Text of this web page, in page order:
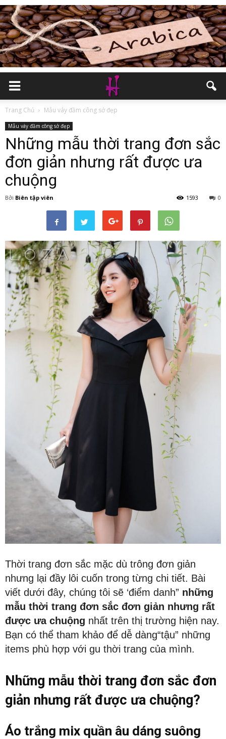
Trang Chủ Mẫu váy đầm công sở đẹp
Mẫu váy đầm công sở đẹp
Những mẫu thời trang đơn sắc
đơn giản nhưng rất được ưa
chuộng
Bởi Biên tập viên 0
1593
Thời trang đơn sắc mặc dù trông đơn giản
nhưng lại đầy lôi cuốn trong từng chi tiết. Bài
viết dưới đây, chúng tôi sẽ ‘điểm danh” những
mẫu thời trang đơn sắc đơn giản nhưng rất
được ưa chuộng nhất trên thị trường hiện nay.
Bạn có thể tham khảo để dễ dàng“tậu” những
items phù hợp với gu thời trang của mình.
Những mẫu thời trang đơn sắc đơn
giản nhưng rất được ưa chuộng?
Áo trắng mix quần âu dáng suông